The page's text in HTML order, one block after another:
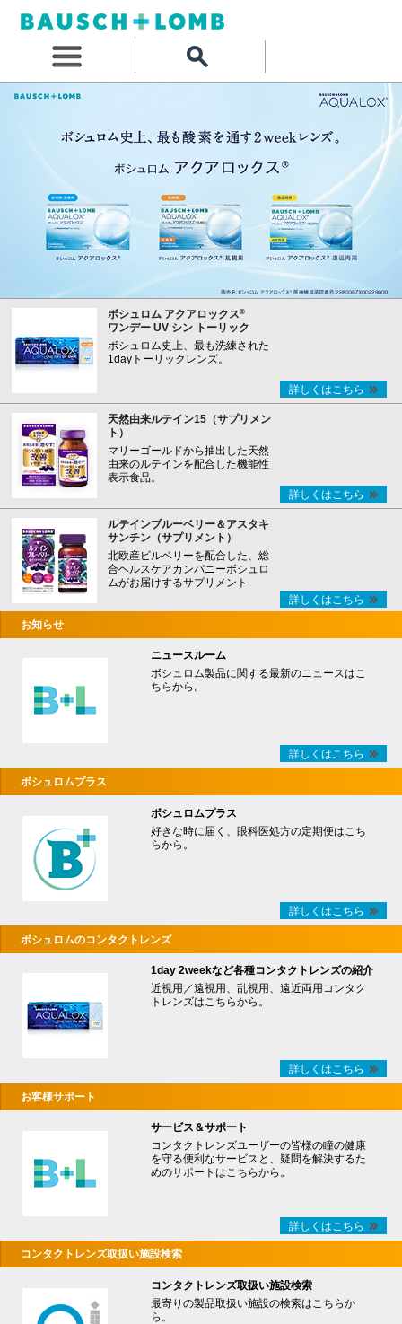
ボシュロム アクアロックス®
ワンデー UV シン トーリック
ボシュロム史上、最も洗練された
1dayトーリックレンズ。
詳しくはこちら
天然由来ルテイン15（サプリメン
ト）
マリーゴールドから抽出した天然
由来のルテインを配合した機能性
表示食品。
詳しくはこちら
ルテインブルーベリー＆アスタキ
サンチン（サプリメント）
北欧産ビルベリーを配合した、総
合ヘルスケアカンパニーボシュロ
ムがお届けするサプリメント
詳しくはこちら
お知らせ
ニュースルーム
ボシュロム製品に関する最新のニュースはこ
ちらから。
詳しくはこちら
ボシュロムプラス
ボシュロムプラス
好きな時に届く、眼科医処方の定期便はこち
らから。
詳しくはこちら
ボシュロムのコンタクトレンズ
1day 2weekなど各種コンタクトレンズの紹介
近視用／遠視用、乱視用、遠近両用コンタク
トレンズはこちらから。
詳しくはこちら
お客様サポート
サービス＆サポート
コンタクトレンズユーザーの皆様の瞳の健康
を守る便利なサービスと、疑問を解決するた
めのサポートはこちらから。
詳しくはこちら
コンタクトレンズ取扱い施設検索
コンタクトレンズ取扱い施設検索
最寄りの製品取扱い施設の検索はこちらか
ら。